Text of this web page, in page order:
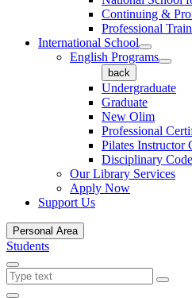
Continuing &
Professional
International School
English Programs
back
Undergraduate
Graduate
New Olim
Professional
Pilates Instructor
Disciplinary
Our Library Services
Apply Now
Support Us
Personal Area
Students